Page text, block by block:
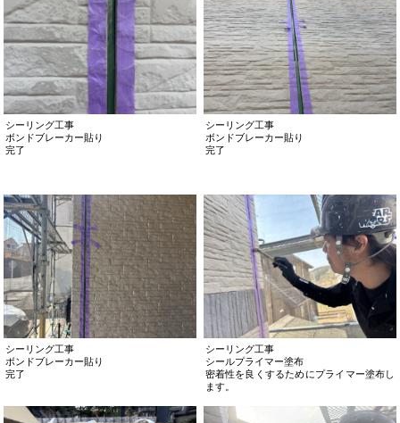
シーリング工事
ボンドブレーカー貼り
完了
シーリング工事
ボンドブレーカー貼り
完了
シーリング工事
ボンドブレーカー貼り
完了
シーリング工事
シールプライマー塗布
密着性を良くするためにプライマー塗布し
ます。